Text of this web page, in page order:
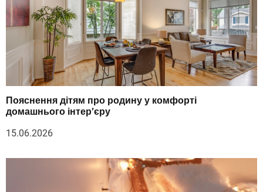
Пояснення дітям про родину у комфорті
домашнього інтер’єру
15.06.2026